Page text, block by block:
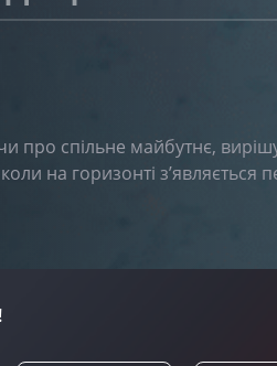
про спільне майбутнє,
на горизонті з’являється